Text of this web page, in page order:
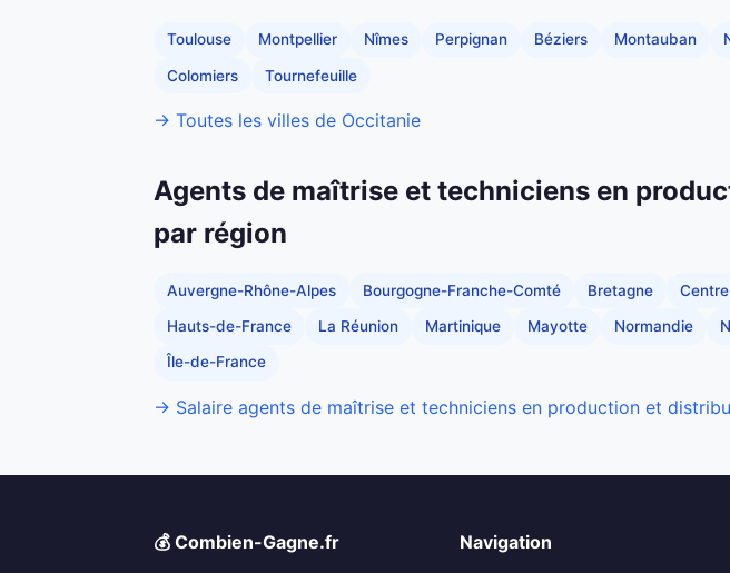
Toulouse Montpellier Nîmes Perpignan Béziers Montauban
Colomiers Tournefeuille
→ Toutes les villes de Occitanie
Agents de maîtrise et techniciens en
par région
Auvergne-Rhône-Alpes Bourgogne-Franche-Comté Bretagne
Hauts-de-France La Réunion Martinique Mayotte Normandie
Île-de-France
→ Salaire agents de maîtrise et techniciens en production et
💰 Combien-Gagne.fr
Navigation